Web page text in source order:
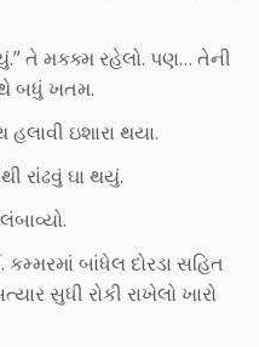
તે મક્ક્મ રહેલો. પણ… તેની
બધું ખતમ.
ઇશારા થયા.
રાંઢવું ઘા થયું.
બાંધેલ દોરડા સહિત
સુધી રોકી રાખેલો ખારો